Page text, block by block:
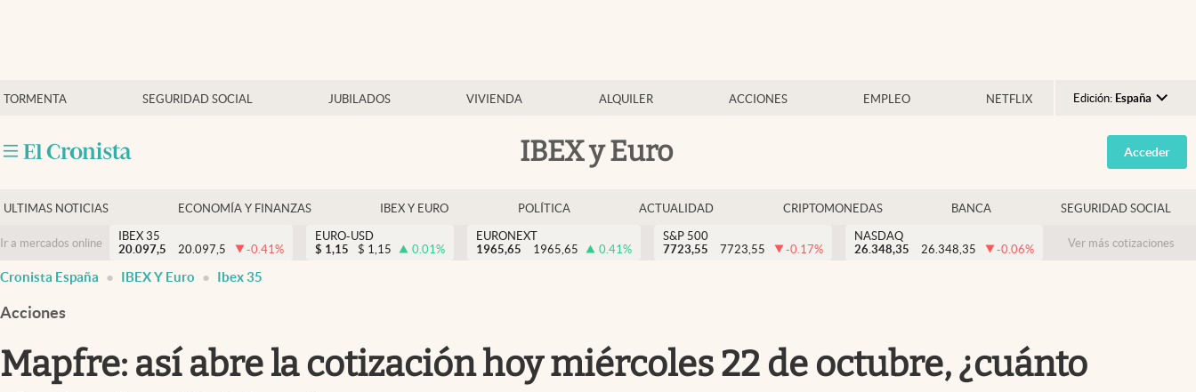
TORMENTA SEGURIDAD SOCIAL JUBILADOS VIVIENDA ALQUILER ACCIONES EMPLEO NETFLIX Edición: España
Argentina
España
USA
Colombia
IBEX y Euro
Economía y finanzas
Criptomonedas
Acceder
ULTIMAS NOTICIAS ECONOMÍA Y FINANZAS IBEX Y EURO POLÍTICA ACTUALIDAD CRIPTOMONEDAS BANCA SEGURIDAD SOCIAL
Ir a mercados online
IBEX 35
20.097,5
20.097,5 -0.41%
EURO-USD
$ 1,15 $ 1,15 0.01%
EURONEXT
1965,65
1965,65 0.41%
S&P 500
7723,55
7723,55 -0.17%
NASDAQ
26.348,35
26.348,35 -0.06% Ver más cotizaciones
Cronista España IBEX Y Euro Ibex 35
Acciones
Mapfre: así abre la cotización hoy miércoles 22 de octubre, ¿cuánto